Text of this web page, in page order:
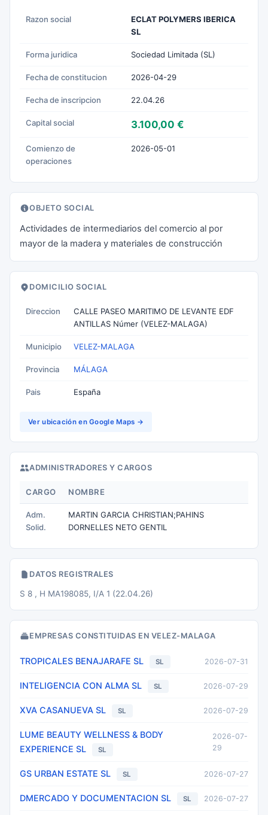
Razon social
ECLAT POLYMERS IBERICA
SL
Forma juridica Sociedad Limitada (SL)
Fecha de constitucion 2026-04-29
Fecha de inscripcion 22.04.26
Capital social 3.100,00 €
Comienzo de
operaciones
2026-05-01
OBJETO SOCIAL
Actividades de intermediarios del comercio al por
mayor de la madera y materiales de construcción
DOMICILIO SOCIAL
Direccion
CALLE PASEO MARITIMO DE LEVANTE EDF
ANTILLAS Númer (VELEZ-MALAGA)
Municipio VELEZ-MALAGA
Provincia MÁLAGA
Pais España
Ver ubicación en Google Maps →
ADMINISTRADORES Y CARGOS
CARGO NOMBRE
Adm.
Solid.
MARTIN GARCIA CHRISTIAN;PAHINS
DORNELLES NETO GENTIL
DATOS REGISTRALES
S 8 , H MA198085, I/A 1 (22.04.26)
EMPRESAS CONSTITUIDAS EN VELEZ-MALAGA
TROPICALES BENAJARAFE SL SL 2026-07-31
INTELIGENCIA CON ALMA SL SL 2026-07-29
XVA CASANUEVA SL SL 2026-07-29
LUME BEAUTY WELLNESS & BODY
EXPERIENCE SL
SL
2026-07-
29
GS URBAN ESTATE SL SL 2026-07-27
DMERCADO Y DOCUMENTACION SL SL 2026-07-27